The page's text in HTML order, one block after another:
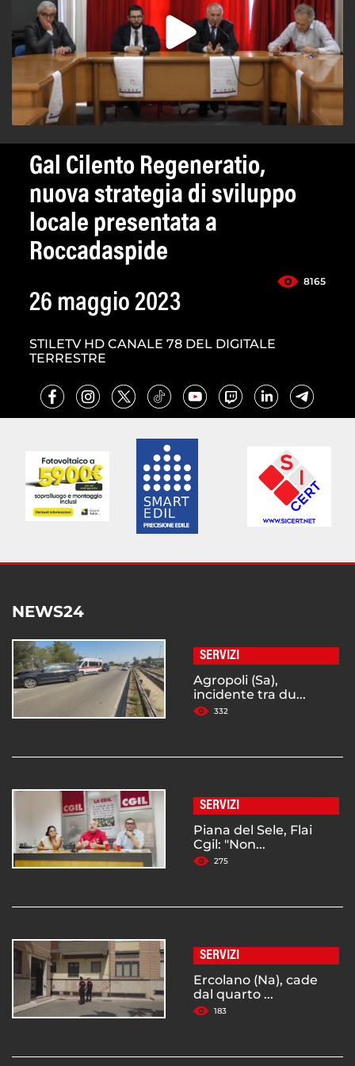
Gal Cilento Regeneratio,
nuova strategia di sviluppo
locale presentata a
Roccadaspide
8165
26 maggio 2023
STILETV HD CANALE 78 DEL DIGITALE
TERRESTRE
NEWS24
SERVIZI
Agropoli (Sa),
incidente tra du...
332
SERVIZI
Piana del Sele, Flai
Cgil: "Non...
275
SERVIZI
Ercolano (Na), cade
dal quarto ...
183